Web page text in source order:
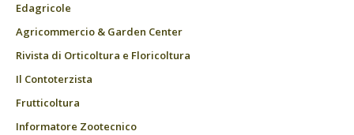
Edagricole
Agricommercio & Garden Center
Rivista di Orticoltura e Floricoltura
Il Contoterzista
Frutticoltura
Informatore Zootecnico